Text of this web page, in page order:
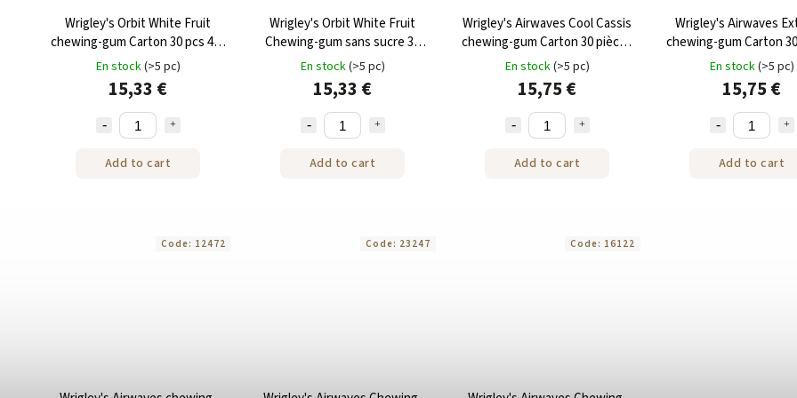
Wrigley's Orbit White Fruit
chewing-gum Carton 30 pcs 420
g
En stock(>5 pc)
15,33 €
Add to cart
Wrigley's Orbit White Fruit
Chewing-gum sans sucre 30
pièces x 14g Carton
En stock(>5 pc)
15,33 €
Add to cart
Wrigley's Airwaves Cool Cassis
chewing-gum Carton 30 pièces
420 g
En stock(>5 pc)
15,75 €
Add to cart
Wrigley's Airwaves
chewing-gum Carton
420 g
En stock(>5 pc)
15,75 €
Add to cart
Code: 12472 Code: 23247 Code: 16122